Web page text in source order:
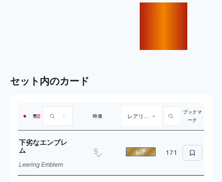
セット内のカード
時価 レアリティ
ブックマ
ーク
下劣なエンブレ
ム
Leering Emblem
レア 171